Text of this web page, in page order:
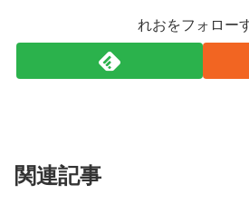
れおをフォロー
関連記事